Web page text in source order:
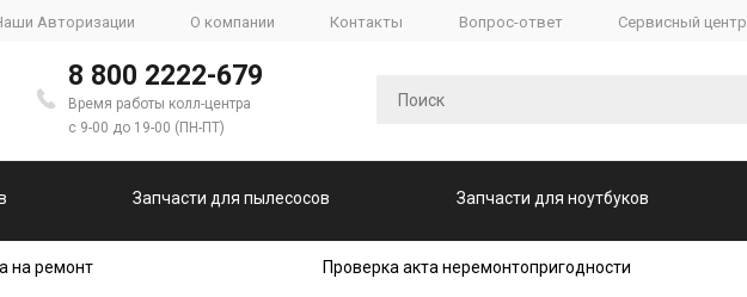
Авторизации О компании Контакты Вопрос-ответ Сервисный центр
8 800 2222-679
Время работы колл-центра
с 9-00 до 19-00 (ПН-ПТ)
Запчасти для пылесосов Запчасти для ноутбуков
на ремонт Проверка акта неремонтопригодности